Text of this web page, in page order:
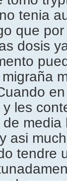
tenia
que
dosis
les
asi
tendre